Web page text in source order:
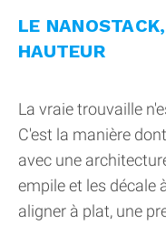
LE
HAUTEUR
La vraie trouvaille
C'est la manière
avec une
empile et les décale
aligner à plat, une